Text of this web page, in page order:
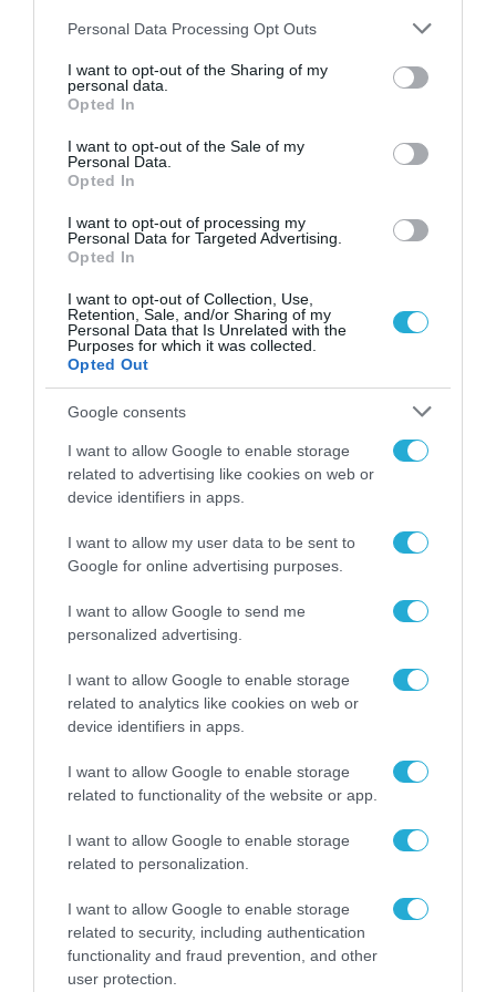
Please note that this website/app uses one or more Google
not limited to your visit or usage behaviour. You may click to
grant or deny consent to Google and its third-party tags to
use your data for below specified purposes in below Google
consent section.
Personal Data Processing Opt Outs
I want to opt-out of the Sharing of my
personal data.
Opted In
I want to opt-out of the Sale of my
Personal Data.
Opted In
I want to opt-out of processing my
Personal Data for Targeted Advertising.
Opted In
I want to opt-out of Collection, Use,
Retention, Sale, and/or Sharing of my
Personal Data that Is Unrelated with the
Purposes for which it was collected.
Opted Out
Google consents
I want to allow Google to enable storage
related to advertising like cookies on web or
device identifiers in apps.
I want to allow my user data to be sent to
Google for online advertising purposes.
I want to allow Google to send me
personalized advertising.
I want to allow Google to enable storage
related to analytics like cookies on web or
device identifiers in apps.
I want to allow Google to enable storage
related to functionality of the website or app.
I want to allow Google to enable storage
related to personalization.
I want to allow Google to enable storage
related to security, including authentication
functionality and fraud prevention, and other
user protection.
εβδομάδας 20-24 Ιουλίου δίνοντας έμφαση σε αυτές
που εφάπτονται της καθημερινότητάς μας.
Βίβιαν Ευθυμιοπούλου
Παρασκευή 24 Ιουλίου 2026
Mundial2026: Το ομορφότερο
γκολ το έβαλε μια σάλτσα
Απ'όλες τις ειδήσεις που παρήγαγε το φετινό
Παγκόσμιο Κύπελλο Ποδοσφαίρου, οι περισσότερες
δυσάρεστες για τον θεσμό που το διοργανώνει, τη
FIFA, η ωραιότερη ήταν γαστρονομική. Η ιστορία
του dressing που έγινε σοσιαλμηντιακό φαινόμενο
και προκάλεσε στους φίλαθλους από συγκίνηση
μέχρι κομφούζιο στα αμερικανικά διεθνή
αεροδρόμια.
Βίβιαν Ευθυμιοπούλου
Κυριακή 19 Ιουλίου 2026